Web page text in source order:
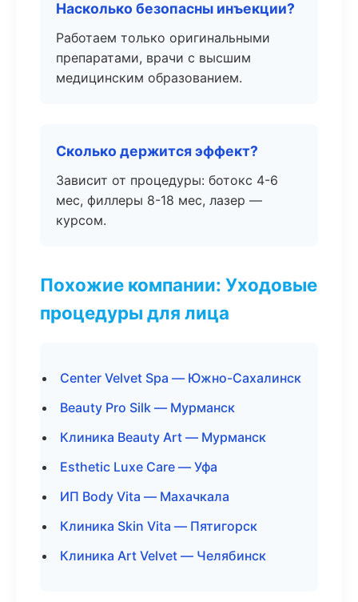
Насколько безопасны инъекции?
Работаем только оригинальными
препаратами, врачи с высшим
медицинским образованием.
Сколько держится эффект?
Зависит от процедуры: ботокс 4-6
мес, филлеры 8-18 мес, лазер —
курсом.
Похожие компании: Уходовые
процедуры для лица
Center Velvet Spa — Южно-Сахалинск
Beauty Pro Silk — Мурманск
Клиника Beauty Art — Мурманск
Esthetic Luxe Care — Уфа
ИП Body Vita — Махачкала
Клиника Skin Vita — Пятигорск
Клиника Art Velvet — Челябинск